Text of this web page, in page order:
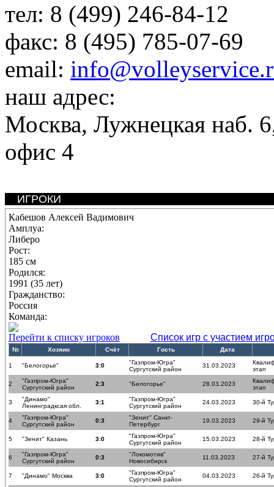
тел: 8 (499) 246-84-12
факс: 8 (495) 785-07-69
email:
наш адрес:
Москва, Лужнецкая наб.
офис 4
ИГРОКИ
Кабешов Алексей Вадимович
Амплуа:
Либеро
Рост:
185 см
Родился:
1991 (35 лет)
Гражданство:
Россия
Команда:
Перейти к списку игроков
Список игр с участием
№ Хозяин Счёт Гость Дата
1 "Белогорье" 3:0
"Газпром-Югра"
Сургутский район
31.03.2023
этап
2
"Газпром-Югра"
Сургутский район
2:3 "Белогорье" 28.03.2023
этап
3
"Динамо"
Ленинградксая обл.
3:1
"Газпром-Югра"
Сургутский район
24.03.2023 30-й
4
"Газпром-Югра"
Сургутский район
0:3
"Зенит" Санкт-
Петербург
19.03.2023 29-й
5 "Зенит" Казань 3:0
"Газпром-Югра"
Сургутский район
15.03.2023 28-й
6
"Газпром-Югра"
Сургутский район
0:3
"Локомотив"
Новосибирск
11.03.2023 27-й
7 "Динамо" Москва 3:0
"Газпром-Югра"
Сургутский район
04.03.2023 26-й